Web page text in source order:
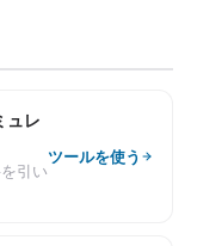
ュレ
引い
ツールを使う